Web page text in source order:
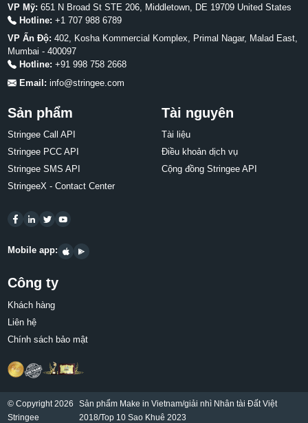
VP Mỹ: 651 N Broad St STE 206, Middletown, DE 19709 United States
Hotline: +1 707 988 6789
VP Ấn Độ: 402, Kosha Kommercial Komplex, Primal Nagar, Malad East,
Mumbai - 400097
Hotline: +91 998 758 2668
Email: info@stringee.com
Sản phẩm
Stringee Call API
Stringee PCC API
Stringee SMS API
StringeeX - Contact Center
Mobile app:
Tài nguyên
Tài liệu
Điều khoản dịch vụ
Cộng đồng Stringee API
Công ty
Khách hàng
Liên hệ
Chính sách bảo mật
© Copyright 2026
Stringee
Sản phẩm Make in Vietnam/giải nhì Nhân tài Đất Việt
2018/Top 10 Sao Khuê 2023